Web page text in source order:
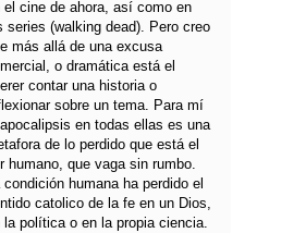
el cine de ahora, así como en
series (walking dead). Pero creo
más allá de una excusa
o dramática está el
contar una historia o
sobre un tema. Para mí
en todas ellas es una
de lo perdido que está el
humano, que vaga sin rumbo.
condición humana ha perdido el
catolico de la fe en un Dios,
la política o en la propia ciencia.